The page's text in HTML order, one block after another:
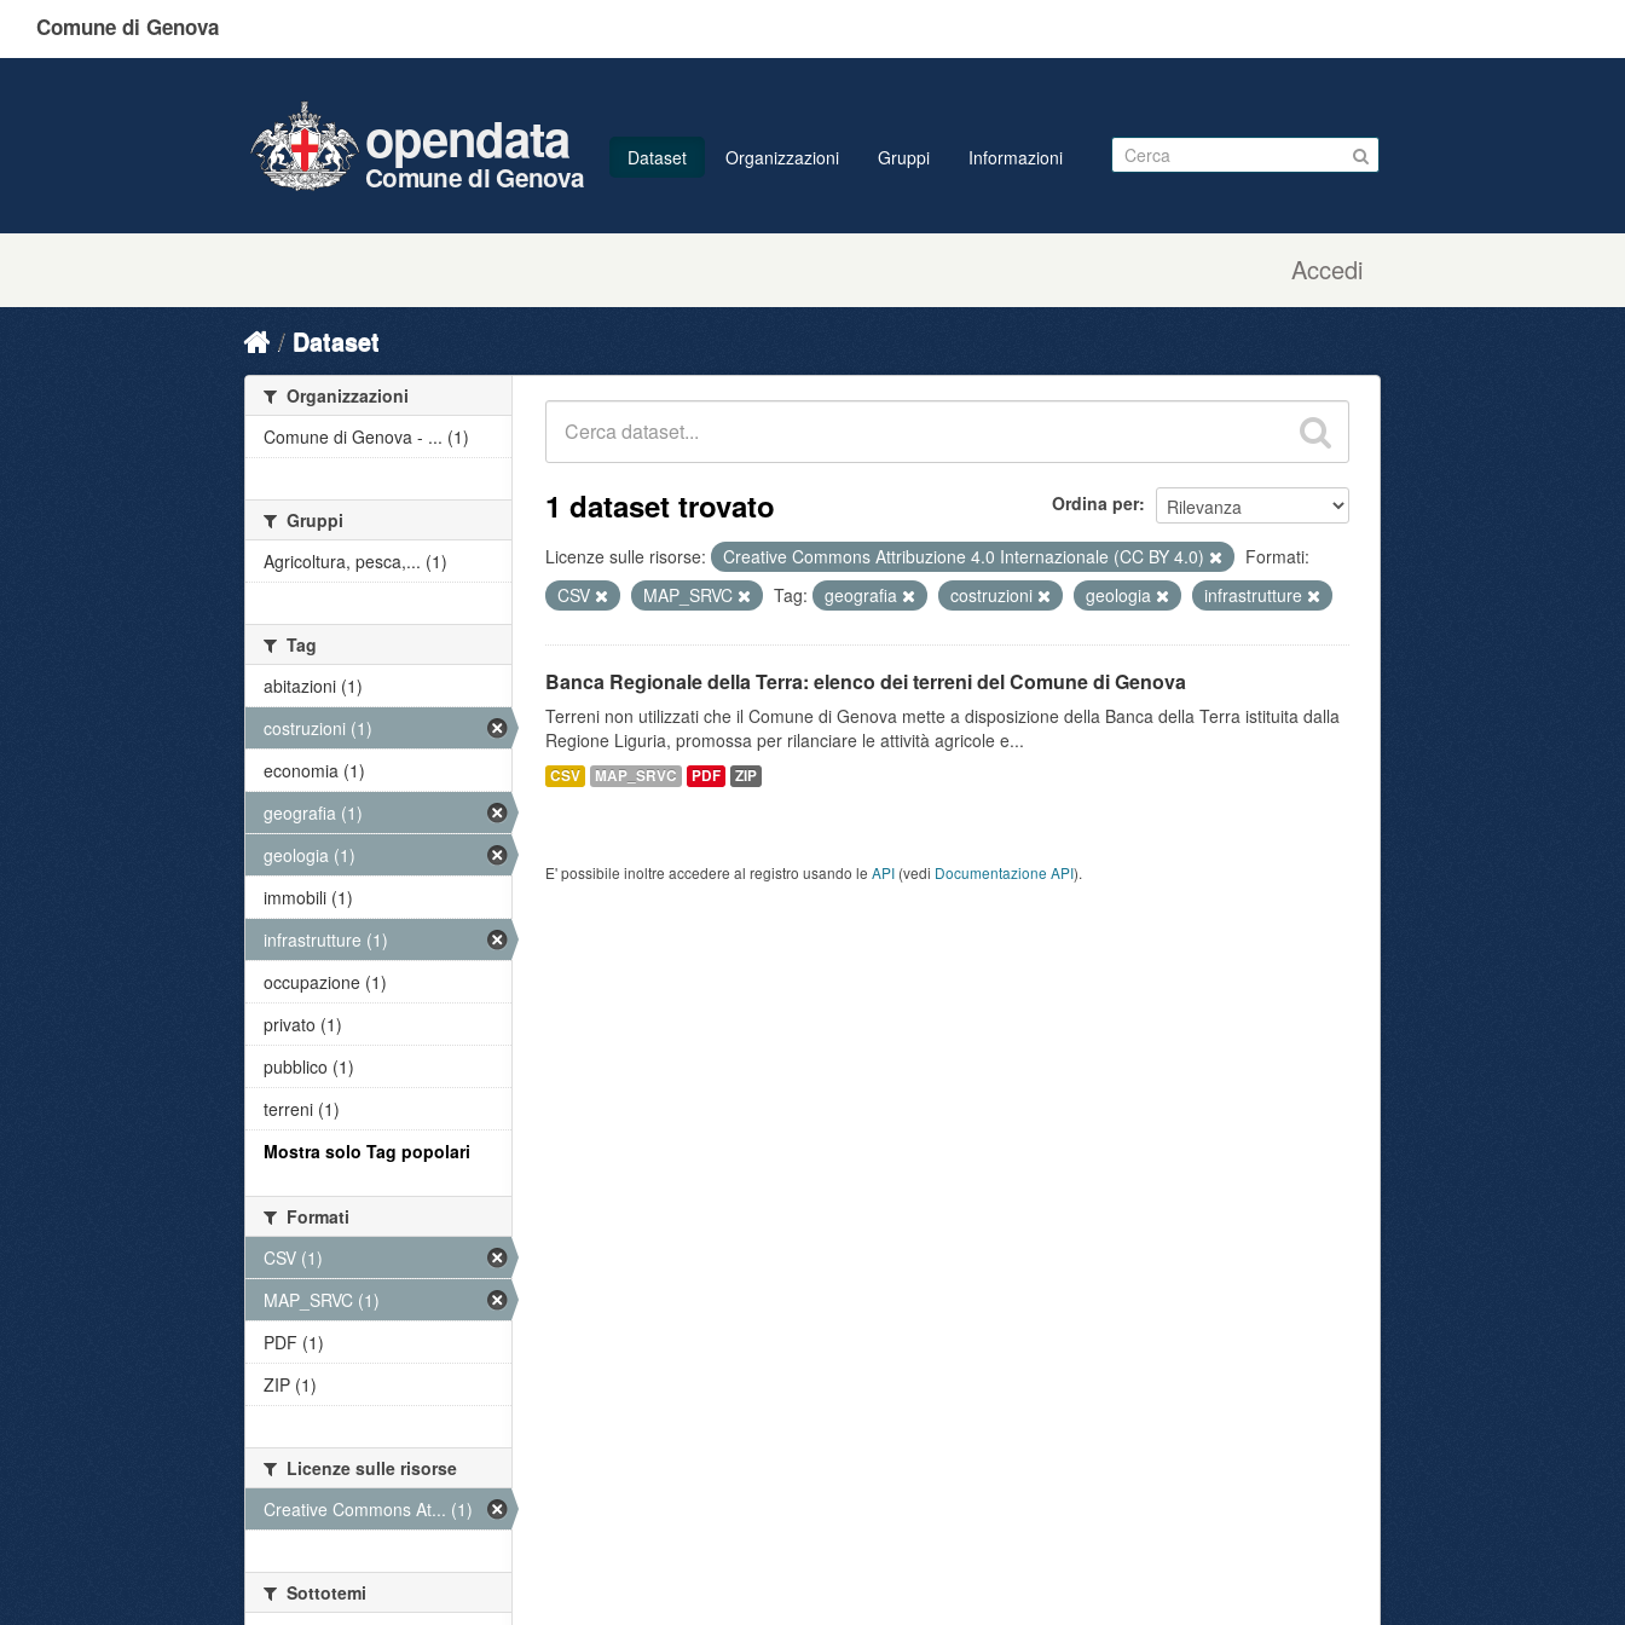
Comune di Genova
Accedi
opendata
Comune di Genova
Dataset Organizzazioni Gruppi Informazioni
Dataset
Ordina per
1 dataset trovato
Licenze sulle risorse: Creative Commons Attribuzione 4.0 Internazionale (CC BY 4.0)
Formati:
CSV
MAP_SRVC Tag: geografia costruzioni geologia infrastrutture
Banca Regionale della Terra: elenco dei terreni del Comune di Genova
Terreni non utilizzati che il Comune di Genova mette a disposizione della Banca della Terra istituita dalla
Regione Liguria, promossa per rilanciare le attività agricole e...
CSV MAP_SRVC PDF ZIP
E' possibile inoltre accedere al registro usando le API (vedi Documentazione API).
Organizzazioni
Comune di Genova - ... (1)
Gruppi
Agricoltura, pesca,... (1)
Tag
abitazioni (1)
costruzioni (1)
economia (1)
geografia (1)
geologia (1)
immobili (1)
infrastrutture (1)
occupazione (1)
privato (1)
pubblico (1)
terreni (1)
Mostra solo Tag popolari
Formati
CSV (1)
MAP_SRVC (1)
PDF (1)
ZIP (1)
Licenze sulle risorse
Creative Commons At... (1)
Sottotemi